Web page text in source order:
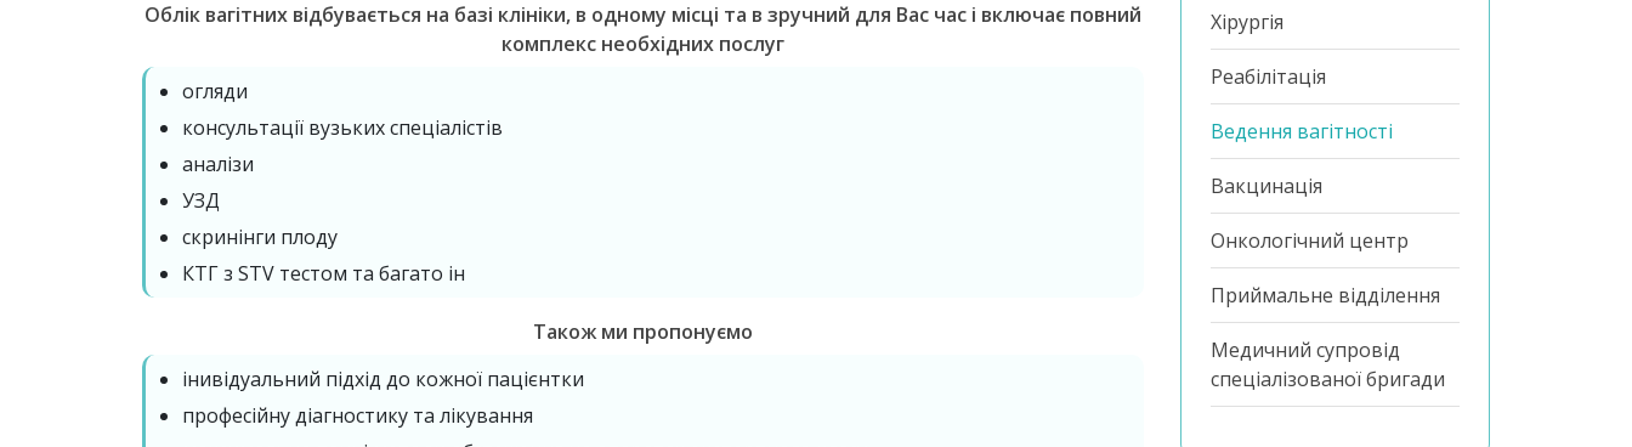
Облік вагітних відбувається на базі клініки, в одному місці та в зручний для Вас час і включає повний
комплекс необхідних послуг
огляди
консультації вузьких спеціалістів
аналізи
УЗД
скринінги плоду
КТГ з STV тестом та багато ін
Також ми пропонуємо
інивідуальний підхід до кожної пацієнтки
професійну діагностику та лікування
Хірургія
Реабілітація
Ведення вагітності
Вакцинація
Онкологічний центр
Приймальне відділення
Медичний супровід
спеціалізованої бригади